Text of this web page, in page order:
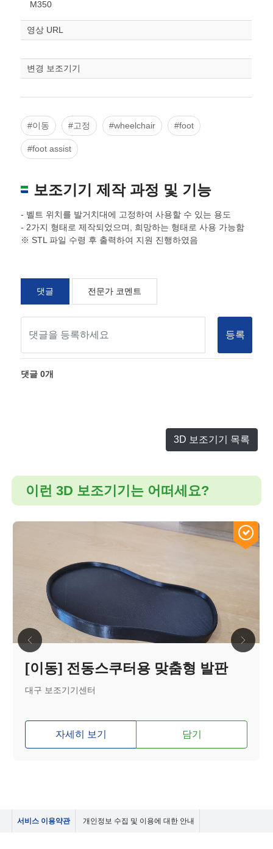
조정
M350
영상 URL
변경 보조기기
#이동 #고정 #wheelchair #foot
#foot assist
보조기기 제작 과정 및 기능
- 벨트 위치를 발거치대에 고정하여 사용할 수 있는 용도
- 2가지 형태로 제작되었으며, 희망하는 형태로 사용 가능함
※ STL 파일 수령 후 출력하여 지원 진행하였음
댓글 전문가 코멘트
등록
댓글0개
3D 보조기기 목록
이런 3D 보조기기는 어떠세요?
[이동] 전동스쿠터용 맞춤형 발판
대구 보조기기센터
자세히 보기 담기
서비스 이용약관 개인정보 수집 및 이용에 대한 안내